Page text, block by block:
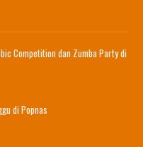
Competition dan Zumba Party di
di Popnas